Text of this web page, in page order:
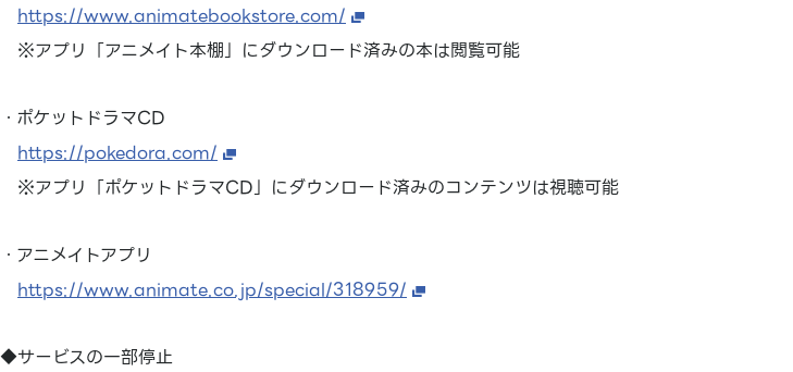
https://www.animatebookstore.com/
※アプリ「アニメイト本棚」にダウンロード済みの本は閲覧可能
・ポケットドラマCD
https://pokedora.com/
※アプリ「ポケットドラマCD」にダウンロード済みのコンテンツは視聴可能
・アニメイトアプリ
https://www.animate.co.jp/special/318959/
◆サービスの一部停止